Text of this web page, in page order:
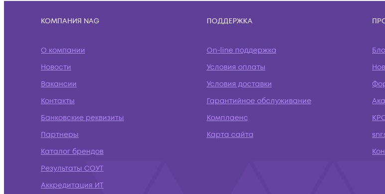
КОМПАНИЯ NAG
О компании
Новости
Вакансии
Контакты
Банковские реквизиты
Партнеры
Каталог брендов
Результаты СОУТ
Аккредитация ИТ
ПОДДЕРЖКА
On-line поддержка
Условия оплаты
Условия доставки
Гарантийное обслуживание
Комплаенс
Карта сайта